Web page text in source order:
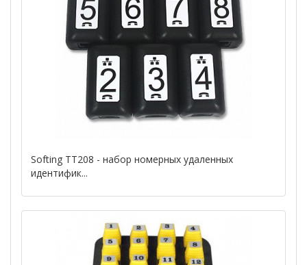
Softing TT208 - набор номерных удаленных
идентифик...